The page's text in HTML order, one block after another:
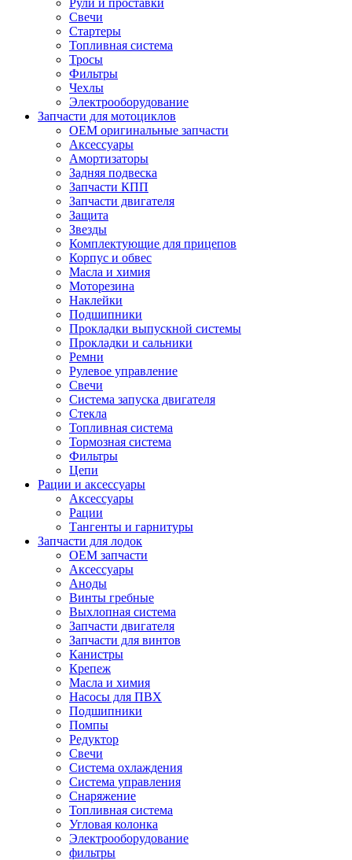
Свечи
Стартеры
Топливная система
Тросы
Фильтры
Чехлы
Электрооборудование
Запчасти для мотоциклов
OEM оригинальные запчасти
Аксессуары
Амортизаторы
Задняя подвеска
Запчасти КПП
Запчасти двигателя
Защита
Звезды
Комплектующие для прицепов
Корпус и обвес
Масла и химия
Моторезина
Наклейки
Подшипники
Прокладки выпускной системы
Прокладки и сальники
Ремни
Рулевое управление
Свечи
Система запуска двигателя
Стекла
Топливная система
Тормозная система
Фильтры
Цепи
Рации и аксессуары
Аксессуары
Рации
Тангенты и гарнитуры
Запчасти для лодок
OEM запчасти
Аксессуары
Аноды
Винты гребные
Выхлопная система
Запчасти двигателя
Запчасти для винтов
Канистры
Крепеж
Масла и химия
Насосы для ПВХ
Подшипники
Помпы
Редуктор
Свечи
Система охлаждения
Система управления
Снаряжение
Топливная система
Угловая колонка
Электрооборудование
фильтры